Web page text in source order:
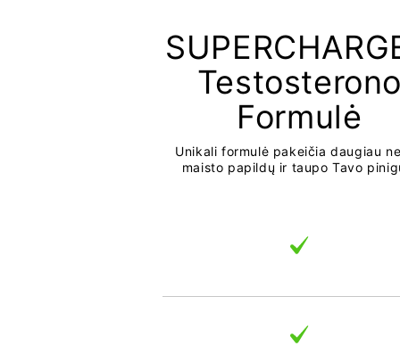
Testosterono
Formulė
Unikali formulė pakeičia daugiau
maisto papildų ir taupo Tavo